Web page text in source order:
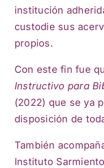
institución
custodie sus
propios.
Con este fin fue
Instructivo para
(2022) que se ya
disposición de
También
Instituto